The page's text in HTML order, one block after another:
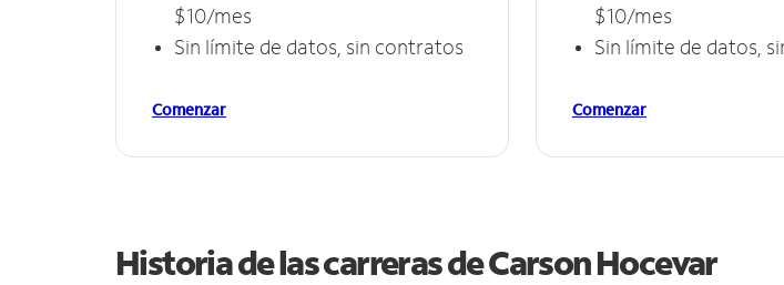
$10/mes
Sin límite de datos, sin contratos
Comenzar
$10/mes
Sin límite de datos,
Comenzar
Historia de las carreras de Carson Hocevar